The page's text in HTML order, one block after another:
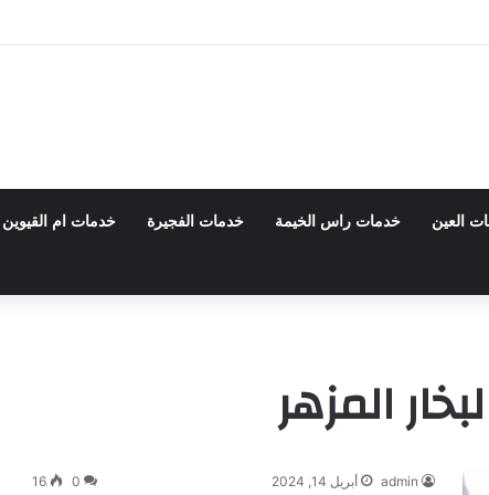
– خصم30%
العين خدمات راس الخيمة خدمات الفجيرة خدمات ام القيوين
المزهر
admin أبريل 14, 2024 0
16